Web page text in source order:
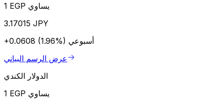
1 EGP يساوي
3.17015 JPY
+0.0608 (1.96%) أسبوعي
عرض الرسم البياني
الدولار الكندي
1 EGP يساوي